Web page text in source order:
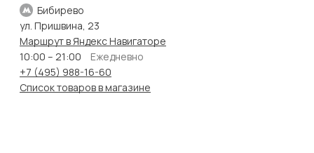
Бибирево
ул. Пришвина, 23
Маршрут в Яндекс Навигаторе
10:00 – 21:00
Ежедневно
+7 (495) 988-16-60
Список товаров в магазине